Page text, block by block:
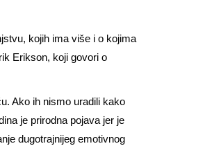
kojih ima više i o kojima
Erikson, koji govori o
Ako ih nismo uradili kako
je prirodna pojava jer je
dugotrajnijeg emotivnog